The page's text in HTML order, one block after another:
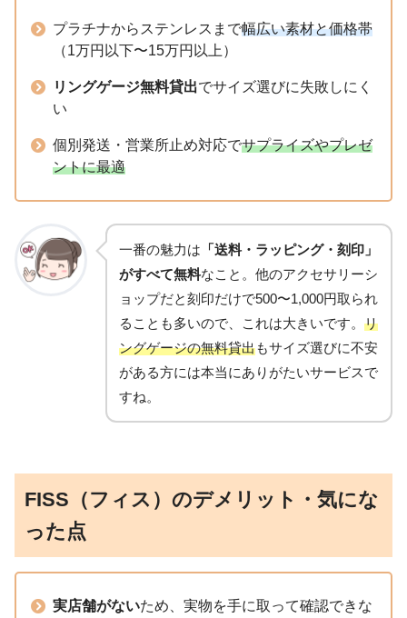
プラチナからステンレスまで幅広い素材と価格帯
（1万円以下〜15万円以上）
リングゲージ無料貸出でサイズ選びに失敗しにく
い
個別発送・営業所止め対応でサプライズやプレゼ
ントに最適
一番の魅力は 「送料・ラッピング・刻印」
がすべて無料なこと。他のアクセサリーシ
ョップだと刻印だけで500〜1,000円取られ
ることも多いので、これは大きいです。 リ
ングゲージの無料貸出もサイズ選びに不安
がある方には本当にありがたいサービスで
すね。
FISS（フィス）のデメリット・気にな
った点
実店舗がないため、実物を手に取って確認できな